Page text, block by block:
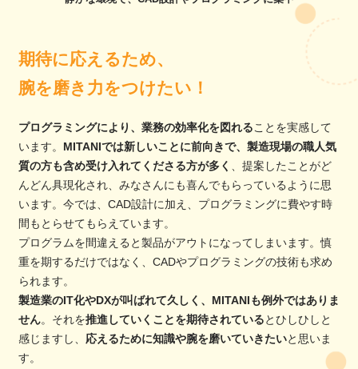
期待に応えるため、
腕を磨き力をつけたい！
プログラミングにより、業務の効率化を図れることを実感して
います。
MITANIでは新しいことに前向きで、製造現場の職人気
質の方も含め受け入れてくださる方が多く 、提案したことがど
んどん具現化され、みなさんにも喜んでもらっているように思
います。今では、CAD設計に加え、プログラミングに費やす時
間もとらせてもらえています。
プログラムを間違えると製品がアウトになってしまいます。慎
重を期するだけではなく、CADやプログラミングの技術も求め
られます。
製造業のIT化やDXが叫ばれて久しく、MITANIも例外ではありま
せん。それを推進していくことを期待されている とひしひしと
感じますし、 応えるために知識や腕を磨いていきたいと思いま
す。